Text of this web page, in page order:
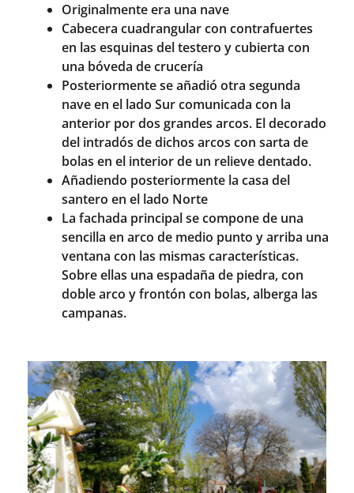
Originalmente era una nave
Cabecera cuadrangular con contrafuertes
en las esquinas del testero y cubierta con
una bóveda de crucería
Posteriormente se añadió otra segunda
nave en el lado Sur comunicada con la
anterior por dos grandes arcos. El decorado
del intradós de dichos arcos con sarta de
bolas en el interior de un relieve dentado.
Añadiendo posteriormente la casa del
santero en el lado Norte
La fachada principal se compone de una
sencilla en arco de medio punto y arriba una
ventana con las mismas características.
Sobre ellas una espadaña de piedra, con
doble arco y frontón con bolas, alberga las
campanas.